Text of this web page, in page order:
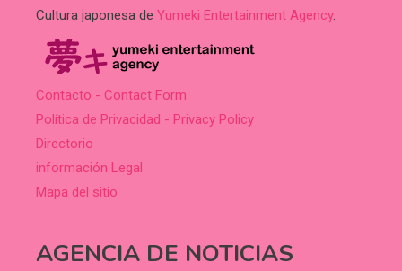
Cultura japonesa de Yumeki Entertainment Agency.
Contacto - Contact Form
Política de Privacidad - Privacy Policy
Directorio
información Legal
Mapa del sitio
AGENCIA DE NOTICIAS